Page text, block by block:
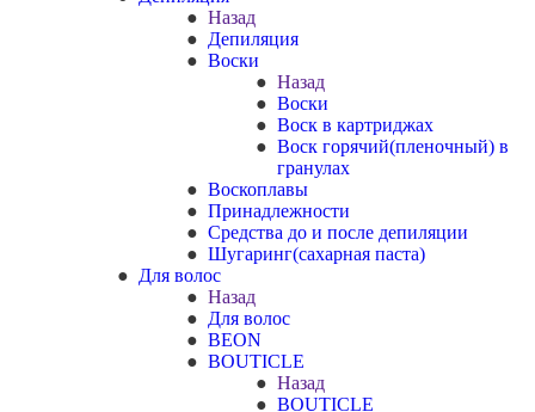
Назад
Депиляция
Воски
Назад
Воски
Воск в картриджах
Воск горячий(пленочный) в
гранулах
Воскоплавы
Принадлежности
Средства до и после депиляции
Шугаринг(сахарная паста)
Для волос
Назад
Для волос
BEON
BOUTICLE
Назад
BOUTICLE